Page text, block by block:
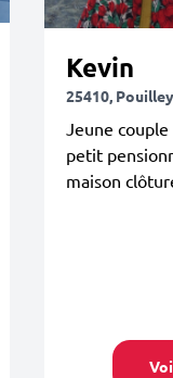
Kevin
25410,
Jeune
petit
maison